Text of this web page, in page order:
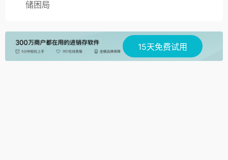
储困局
15天免费试用